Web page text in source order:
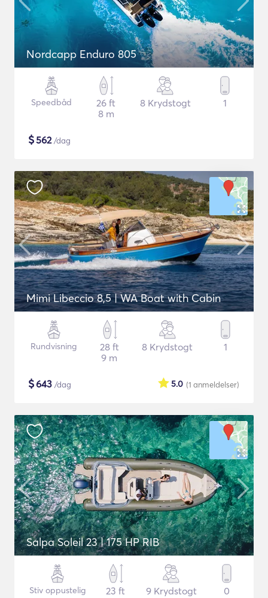
Nordcapp Enduro 805
Speedbåd
26 ft
8 m
8 Krydstogt 1
$562/dag
Mimi Libeccio 8,5 | WA Boat with Cabin
Rundvisning
28 ft
9 m
8 Krydstogt 1
$643 /dag (1 anmeldelser)
5.0
Salpa Soleil 23 | 175 HP RIB
Stiv oppustelig
23 ft
9 Krydstogt 0